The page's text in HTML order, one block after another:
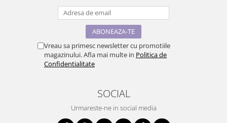
Vreau sa primesc newsletter cu promotiile
magazinului. Afla mai multe in Politica de
Confidentialitate
SOCIAL
Urmareste-ne in social media